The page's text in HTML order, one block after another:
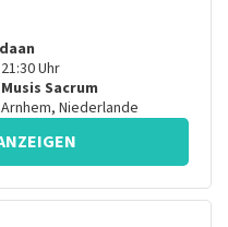
21:30Uhr
Musis Sacrum
Arnhem, Niederlande